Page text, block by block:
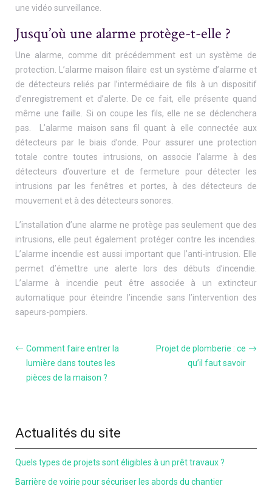
une vidéo surveillance.
Jusqu’où une alarme protège-t-elle ?
Une alarme, comme dit précédemment est un système de
protection. L’alarme maison filaire est un système d’alarme et
de détecteurs reliés par l’intermédiaire de fils à un dispositif
d’enregistrement et d’alerte. De ce fait, elle présente quand
même une faille. Si on coupe les fils, elle ne se déclenchera
pas. L’alarme maison sans fil quant à elle connectée aux
détecteurs par le biais d’onde. Pour assurer une protection
totale contre toutes intrusions, on associe l’alarme à des
détecteurs d’ouverture et de fermeture pour détecter les
intrusions par les fenêtres et portes, à des détecteurs de
mouvement et à des détecteurs sonores.
L’installation d’une alarme ne protège pas seulement que des
intrusions, elle peut également protéger contre les incendies.
L’alarme incendie est aussi important que l’anti-intrusion. Elle
permet d’émettre une alerte lors des débuts d’incendie.
L’alarme à incendie peut être associée à un extincteur
automatique pour éteindre l’incendie sans l’intervention des
sapeurs-pompiers.
Comment faire entrer la
lumière dans toutes les
pièces de la maison ?
Projet de plomberie : ce
qu’il faut savoir
Actualités du site
Quels types de projets sont éligibles à un prêt travaux ?
Barrière de voirie pour sécuriser les abords du chantier